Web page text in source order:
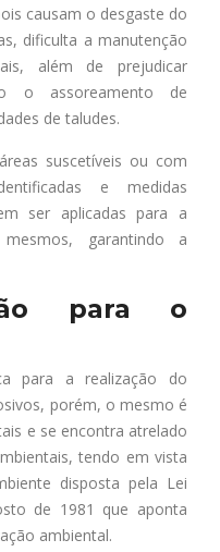
causam o desgaste do
dificulta a manutenção
além de prejudicar
o assoreamento de
de taludes.
suscetíveis ou com
e medidas
ser aplicadas para a
garantindo a
para o
para a realização do
porém, o mesmo é
e se encontra atrelado
tendo em vista
disposta pela Lei
de 1981 que aponta
ambiental.